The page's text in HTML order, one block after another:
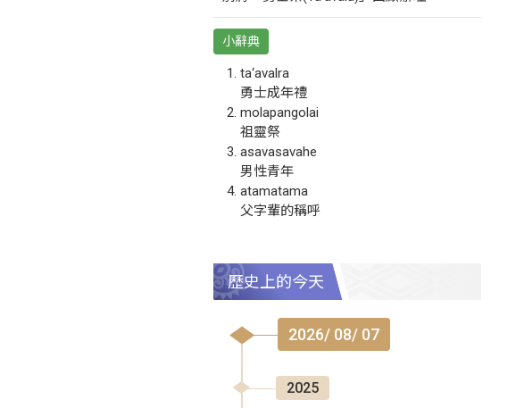
小辭典
ta‘avalra
勇士成年禮
molapangolai
祖靈祭
asavasavahe
男性青年
atamatama
父字輩的稱呼
歷史上的今天
2026/ 08/ 07
2025